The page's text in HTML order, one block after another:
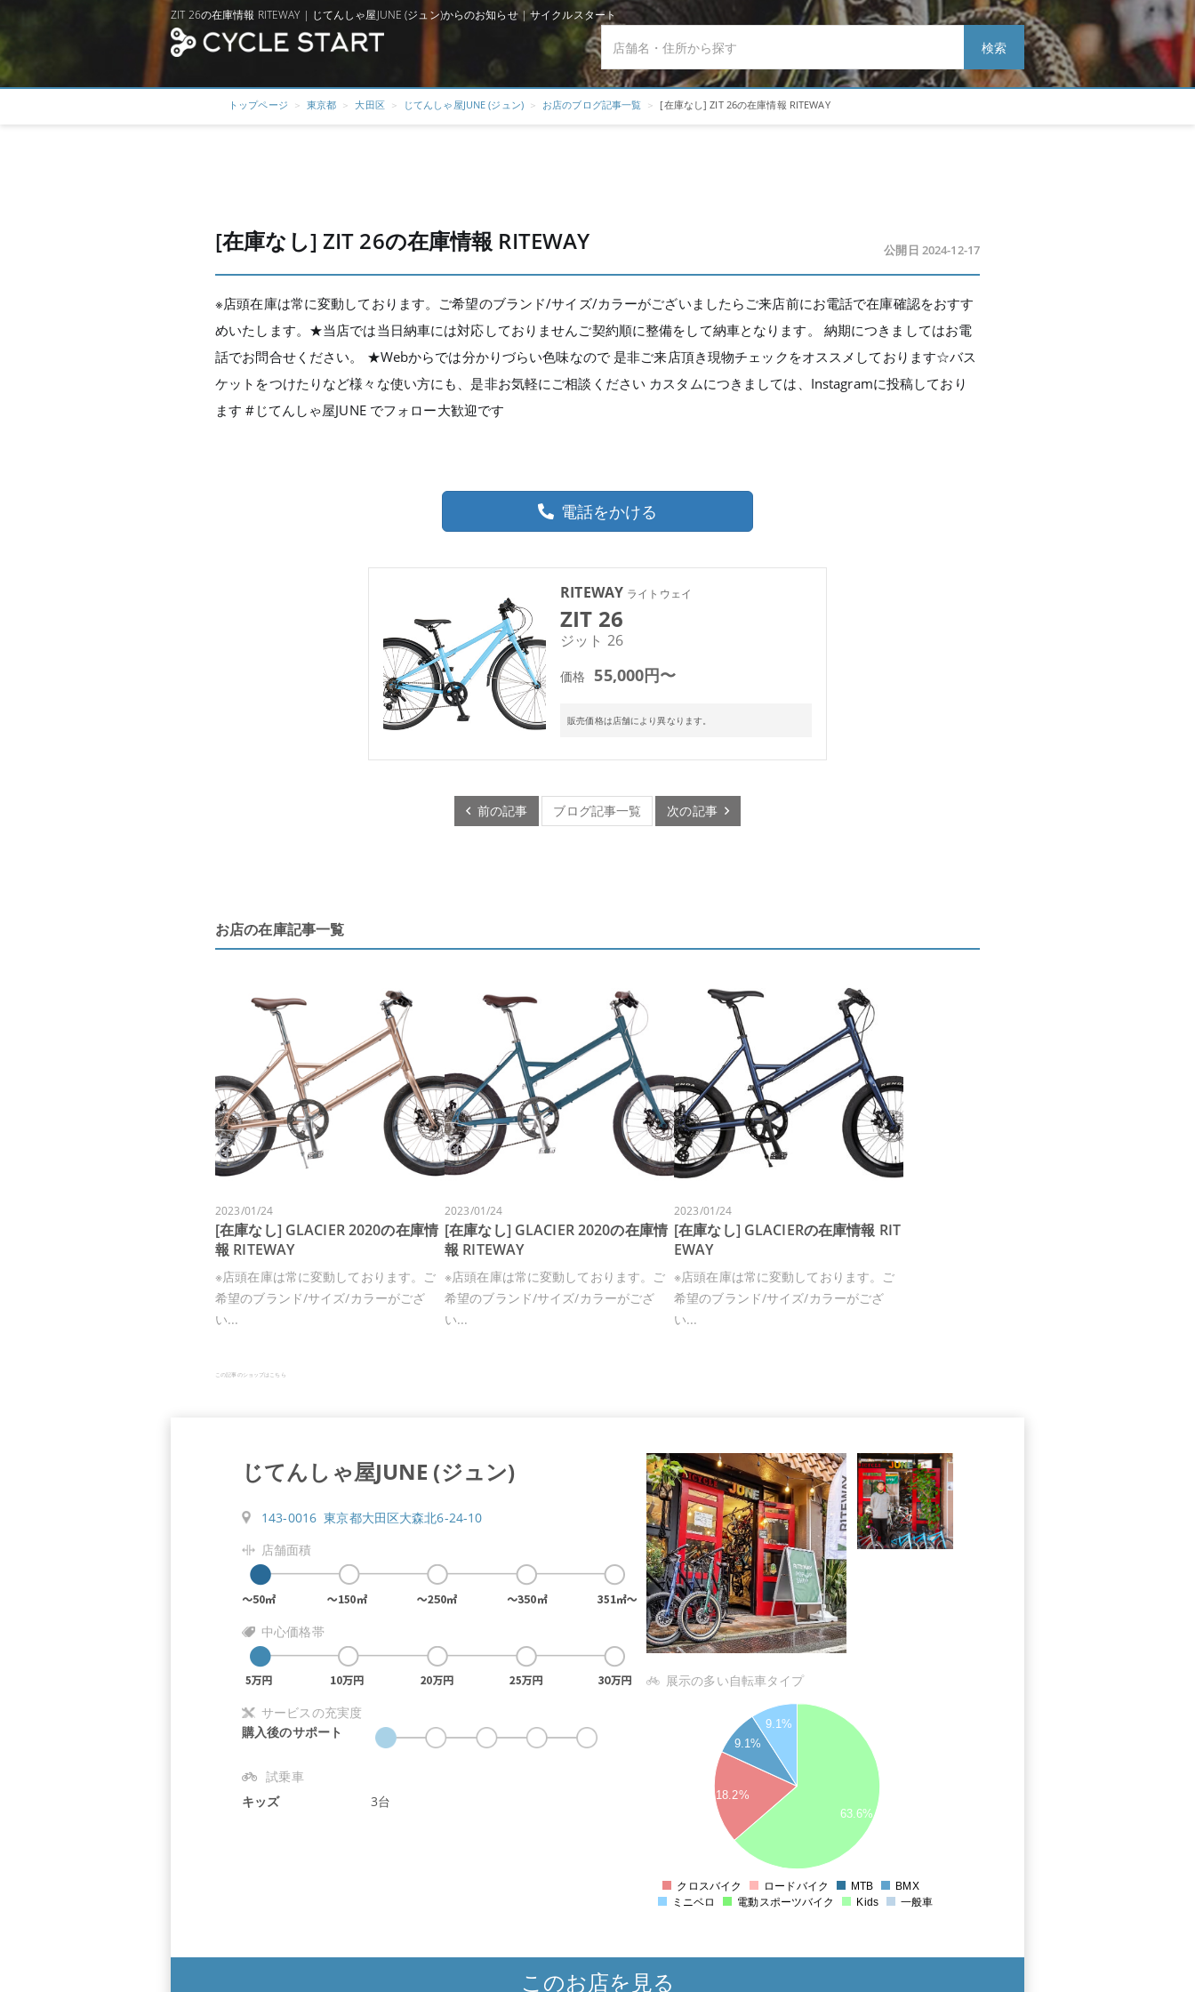
ZIT 26の在庫情報 RITEWAY | じてんしゃ屋JUNE (ジュン)からのお知らせ | サイクルスタート
検索
トップページ 東京都 大田区 じてんしゃ屋JUNE (ジュン) お店のブログ記事一覧 [在庫なし] ZIT 26の在庫情報 RITEWAY
[在庫なし] ZIT 26の在庫情報 RITEWAY 公開日 2024-12-17
※店頭在庫は常に変動しております。ご希望のブランド/サイズ/カラーがございましたらご来店前にお電話で在庫確認をおすす
めいたします。★当店では当日納車には対応しておりませんご契約順に整備をして納車となります。 納期につきましてはお電
話でお問合せください。 ★Webからでは分かりづらい色味なので 是非ご来店頂き現物チェックをオススメしております☆バス
ケットをつけたりなど様々な使い方にも、是非お気軽にご相談ください カスタムにつきましては、Instagramに投稿しており
ます #じてんしゃ屋JUNE でフォロー大歓迎です
電話をかける
RITEWAY ライトウェイ
ZIT 26
ジット 26
価格 55,000円〜
販売価格は店舗により異なります。
前の記事 ブログ記事一覧 次の記事
お店の在庫記事一覧
2023/01/24
[在庫なし] GLACIER 2020の在庫情
報 RITEWAY
※店頭在庫は常に変動しております。ご
希望のブランド/サイズ/カラーがござ
い...
2023/01/24
[在庫なし] GLACIER 2020の在庫情
報 RITEWAY
※店頭在庫は常に変動しております。ご
希望のブランド/サイズ/カラーがござ
い...
2023/01/24
[在庫なし] GLACIERの在庫情報 RIT
EWAY
※店頭在庫は常に変動しております。ご
希望のブランド/サイズ/カラーがござ
い...
この記事のショップはこちら
じてんしゃ屋JUNE (ジュン)
143-0016 東京都大田区大森北6-24-10
店舗面積
中心価格帯
サービスの充実度
購入後のサポート
試乗車
キッズ
3台
展示の多い自転車タイプ
18.2%
9.1%
9.1%
63.6%
クロスバイク ロードバイク MTB
BMX
ミニベロ
電動スポーツバイク Kids 一般車
このお店を見る